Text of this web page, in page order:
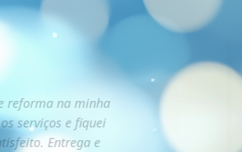
reforma na minha
serviços e fiquei
Entrega e